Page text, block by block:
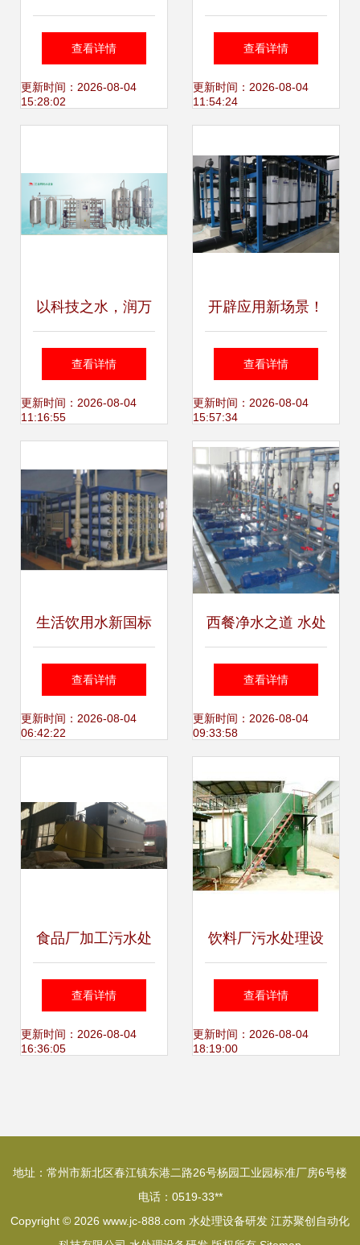
用 苏州水处理设备
研发的技术突破与
查看详情
更新时间：2026-08-04
15:28:02
中心 工业与贵港中
水回用设备的前沿
查看详情
更新时间：2026-08-04
11:54:24
以科技之水，润万
物之源——专注水
处理设备研发的创
查看详情
更新时间：2026-08-04
11:16:55
开辟应用新场景！
久吾高科高装填陶
瓷膜在市政水领域
成功应用助力水处
理设备研发升级
查看详情
更新时间：2026-08-04
15:57:34
生活饮用水新国标
启用 膜技术推广迎
来新契机
查看详情
更新时间：2026-08-04
06:42:22
西餐净水之道 水处
理设备研发的创新
实践
查看详情
更新时间：2026-08-04
09:33:58
食品厂加工污水处
理设备价格探析及
水处理设备研发前
查看详情
更新时间：2026-08-04
16:36:05
饮料厂污水处理设
备 专业研发与技术
革新助力绿色发展
查看详情
更新时间：2026-08-04
18:19:00
地址：常州市新北区春江镇东港二路26号杨园工业园标准厂房6号楼
电话：0519-33**
Copyright © 2026 www.jc-888.com 水处理设备研发 江苏聚创自动化